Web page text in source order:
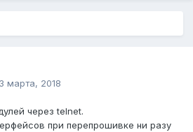
марта, 2018
через telnet.
при перепрошивке ни разу